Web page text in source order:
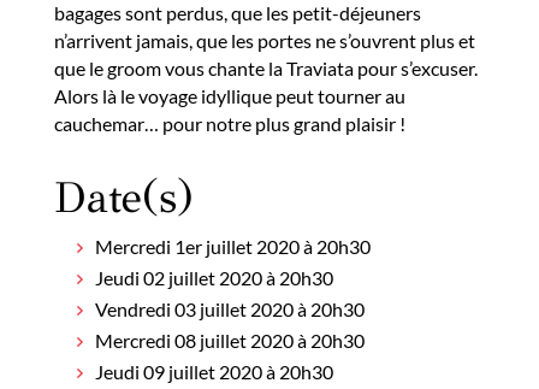
bagages sont perdus, que les petit-déjeuners
n’arrivent jamais, que les portes ne s’ouvrent plus et
que le groom vous chante la Traviata pour s’excuser.
Alors là le voyage idyllique peut tourner au
cauchemar… pour notre plus grand plaisir !
Date(s)
Mercredi 1er juillet 2020 à 20h30
Jeudi 02 juillet 2020 à 20h30
Vendredi 03 juillet 2020 à 20h30
Mercredi 08 juillet 2020 à 20h30
Jeudi 09 juillet 2020 à 20h30